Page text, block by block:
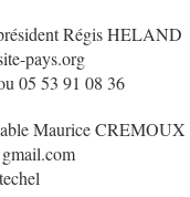
Régis HELAND
pays.org
05 53 91 08 36
Maurice CREMOUX